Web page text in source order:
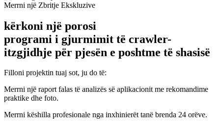
Merrni një Zbritje Ekskluzive
kërkoni një porosi
programi i gjurmimit të crawler-
itzgjidhje për pjesën e poshtme të shasisë
Filloni projektin tuaj sot, ju do të:
Merrni një raport falas të analizës së aplikacionit me rekomandime
praktike dhe foto.
Merrni këshilla profesionale nga inxhinierët tanë brenda 24 orëve.